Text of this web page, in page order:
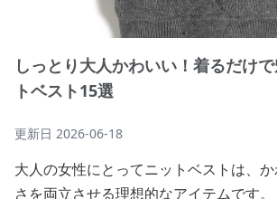
しっとり大人かわいい！着るだけ
トベスト15選
更新日 2026-06-18
大人の女性にとってニットベストは、
さを両立させる理想的なアイテムです。